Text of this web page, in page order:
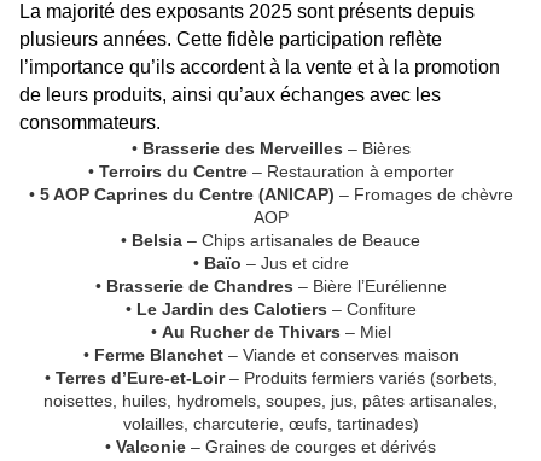
La majorité des exposants 2025 sont présents depuis
plusieurs années. Cette fidèle participation reflète
l’importance qu’ils accordent à la vente et à la promotion
de leurs produits, ainsi qu’aux échanges avec les
consommateurs.
• Brasserie des Merveilles – Bières
• Terroirs du Centre– Restauration à emporter
• 5 AOP Caprines du Centre (ANICAP) – Fromages de chèvre
AOP
• Belsia – Chips artisanales de Beauce
• Baïo – Jus et cidre
• Brasserie de Chandres – Bière l’Eurélienne
• Le Jardin des Calotiers – Confiture
• Au Rucher de Thivars – Miel
• Ferme Blanchet– Viande et conserves maison
• Terres d’Eure-et-Loir– Produits fermiers variés (sorbets,
noisettes, huiles, hydromels, soupes, jus, pâtes artisanales,
volailles, charcuterie, œufs, tartinades)
• Valconie – Graines de courges et dérivés